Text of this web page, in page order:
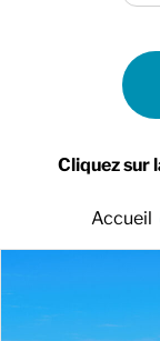
Cliquez sur
Accueil